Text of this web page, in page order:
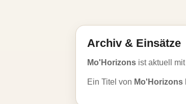
Archiv & Einsätze
Mo'Horizons ist aktuell mit
Ein Titel von Mo'Horizons